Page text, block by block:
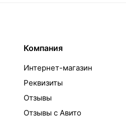
Компания
Интернет-магазин
Реквизиты
Отзывы
Отзывы с Авито